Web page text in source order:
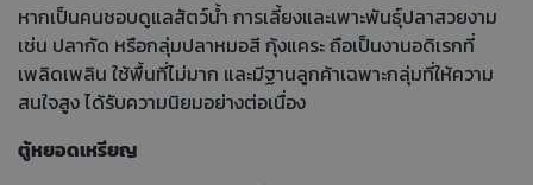
หากเป็นคนชอบดูแลสัตว์น้ำ การเลี้ยงและเพาะพันธุ์ปลาสวยงาม
เช่น ปลากัด หรือกลุ่มปลาหมอสี กุ้งแคระ ถือเป็นงานอดิเรกที่
เพลิดเพลิน ใช้พื้นที่ไม่มาก และมีฐานลูกค้าเฉพาะกลุ่มที่ให้ความ
สนใจสูง ได้รับความนิยมอย่างต่อเนื่อง
ตู้หยอดเหรียญ